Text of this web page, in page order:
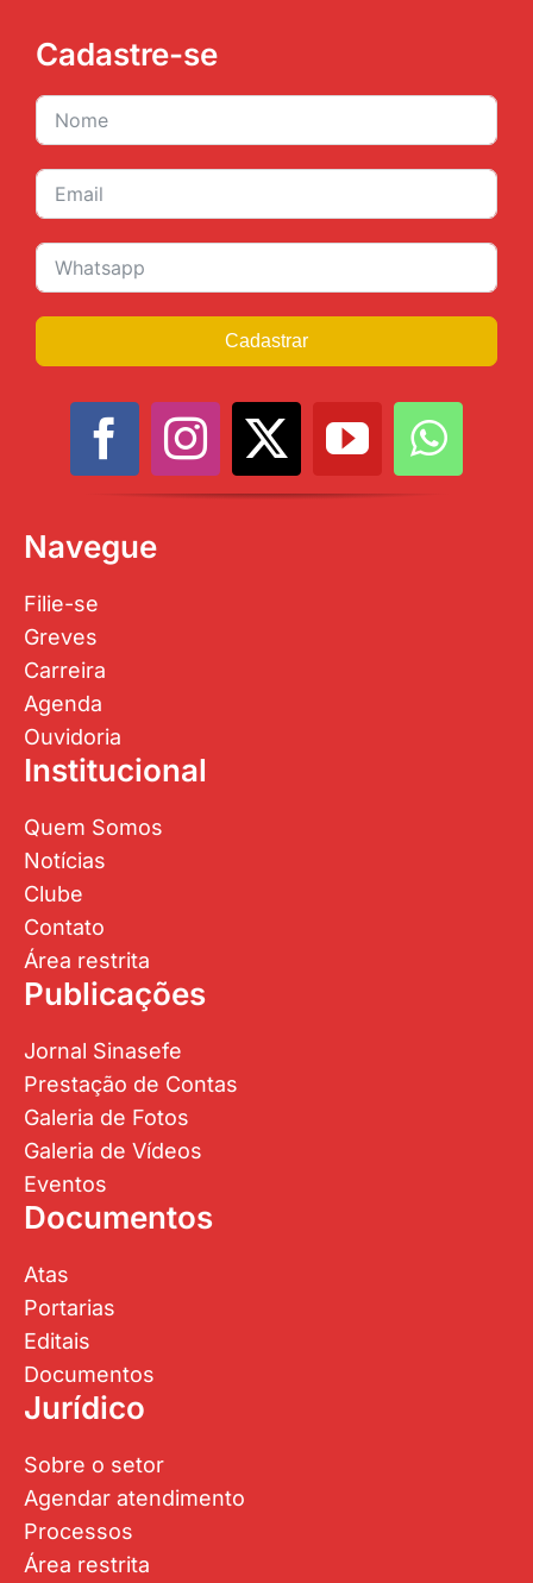
Cadastre-se
Cadastrar
Navegue
Filie-se
Greves
Carreira
Agenda
Ouvidoria
Institucional
Quem Somos
Notícias
Clube
Contato
Área restrita
Publicações
Jornal Sinasefe
Prestação de Contas
Galeria de Fotos
Galeria de Vídeos
Eventos
Documentos
Atas
Portarias
Editais
Documentos
Jurídico
Sobre o setor
Agendar atendimento
Processos
Área restrita